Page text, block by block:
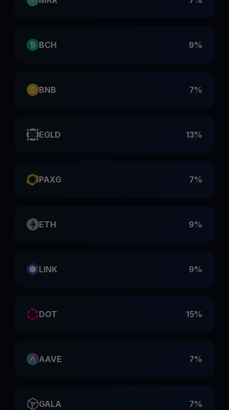
BCH 9%
BNB 7%
EGLD 13%
PAXG 7%
ETH 9%
LINK 9%
DOT 15%
AAVE 7%
GALA 7%